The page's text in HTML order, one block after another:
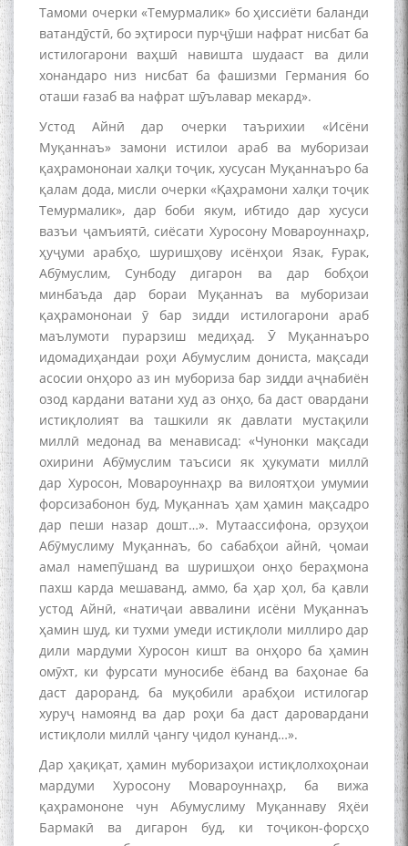
Тамоми очерки «Темурмалик» бо ҳиссиёти баланди
ватандӯстӣ, бо эҳтироси пурҷӯши нафрат нисбат ба
истилогарони ваҳшӣ навишта шудааст ва дили
хонандаро низ нисбат ба фашизми Германия бо
оташи ғазаб ва нафрат шӯълавар мекард».
Устод Айнӣ дар очерки таърихии «Исёни
Муқаннаъ» замони истилои араб ва муборизаи
қаҳрамононаи халқи тоҷик, хусусан Муқаннаъро ба
қалам дода, мисли очерки «Қаҳрамони халқи тоҷик
Темурмалик», дар боби якум, ибтидо дар хусуси
вазъи ҷамъиятӣ, сиёсати Хуросону Мовароуннаҳр,
ҳуҷуми арабҳо, шуришҳову исёнҳои Язак, Ғурак,
Абӯмуслим, Сунбоду дигарон ва дар бобҳои
минбаъда дар бораи Муқаннаъ ва муборизаи
қаҳрамононаи ӯ бар зидди истилогарони араб
маълумоти пурарзиш медиҳад. Ӯ Муқаннаъро
идомадиҳандаи роҳи Абумуслим дониста, мақсади
асосии онҳоро аз ин мубориза бар зидди аҷнабиён
озод кардани ватани худ аз онҳо, ба даст овардани
истиқлолият ва ташкили як давлати мустақили
миллӣ медонад ва менависад: «Чунонки мақсади
охирини Абӯмуслим таъсиси як ҳукумати миллӣ
дар Хуросон, Мовароуннаҳр ва вилоятҳои умумии
форсизабонон буд, Муқаннаъ ҳам ҳамин мақсадро
дар пеши назар дошт…». Мутаассифона, орзуҳои
Абӯмуслиму Муқаннаъ, бо сабабҳои айнӣ, ҷомаи
амал намепӯшанд ва шуришҳои онҳо бераҳмона
пахш карда мешаванд, аммо, ба ҳар ҳол, ба қавли
устод Айнӣ, «натиҷаи аввалини исёни Муқаннаъ
ҳамин шуд, ки тухми умеди истиқлоли миллиро дар
дили мардуми Хуросон кишт ва онҳоро ба ҳамин
омӯхт, ки фурсати муносибе ёбанд ва баҳонае ба
даст дароранд, ба муқобили арабҳои истилогар
хуруҷ намоянд ва дар роҳи ба даст даровардани
истиқлоли миллӣ ҷангу ҷидол кунанд…».
Дар ҳақиқат, ҳамин муборизаҳои истиқлолхоҳонаи
мардуми Хуросону Мовароуннаҳр, ба вижа
қаҳрамононе чун Абумуслиму Муқаннаву Яҳёи
Бармакӣ ва дигарон буд, ки тоҷикон-форсҳо